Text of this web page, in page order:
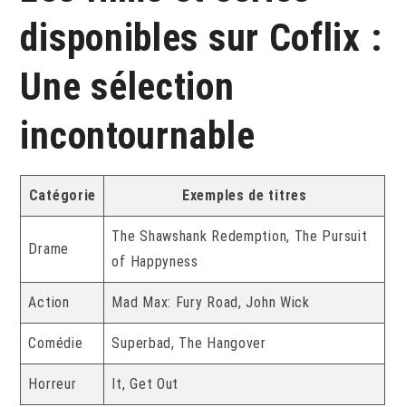
disponibles sur Coflix :
Une sélection
incontournable
Catégorie Exemples de titres
Drame
The Shawshank Redemption, The Pursuit
of Happyness
Action Mad Max: Fury Road, John Wick
Comédie Superbad, The Hangover
Horreur It, Get Out